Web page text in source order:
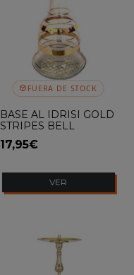
FUERA DE STOCK
BASE AL IDRISI GOLD
STRIPES BELL
17,95€
VER